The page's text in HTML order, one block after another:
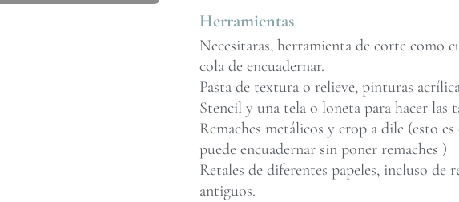
Herramientas
Necesitaras, herramienta de corte como
cola de encuadernar.
Pasta de textura o relieve, pinturas
Stencil y una tela o loneta para hacer las
Remaches metálicos y crop a dile (esto
puede encuadernar sin poner remaches )
Retales de diferentes papeles, incluso de
antiguos.